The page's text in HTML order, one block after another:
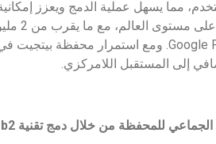
إلى المستقبل اللامركزي.
الجماعي للمحفظة من خلال دمج تقنية 2